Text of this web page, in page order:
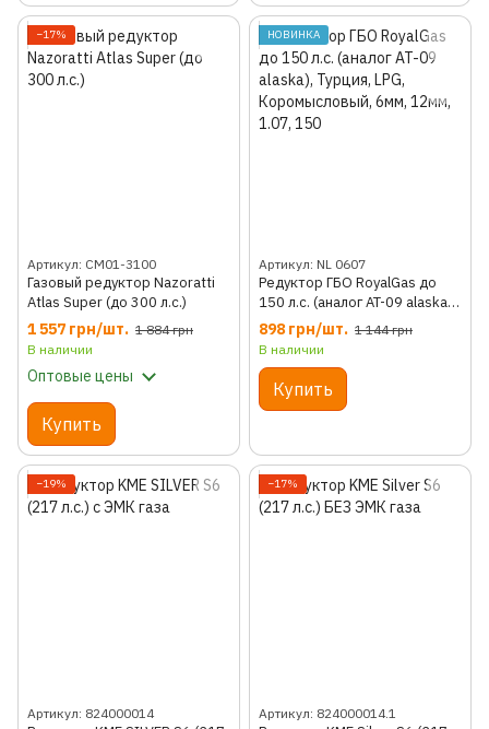
−17%
Артикул: CM01-3100
Газовый редуктор Nazoratti
Atlas Super (до 300 л.с.)
1 557 грн/шт. 1 884 грн
В наличии
Оптовые цены
Купить
НОВИНКА
Артикул: NL 0607
Редуктор ГБО RoyalGas до
150 л.с. (аналог AT-09 alaska),
Турция, LPG, Коромысловый,
6мм, 12мм, 1.07, 150
898 грн/шт. 1 144 грн
В наличии
Купить
−19%
Артикул: 824000014
−17%
Артикул: 824000014.1